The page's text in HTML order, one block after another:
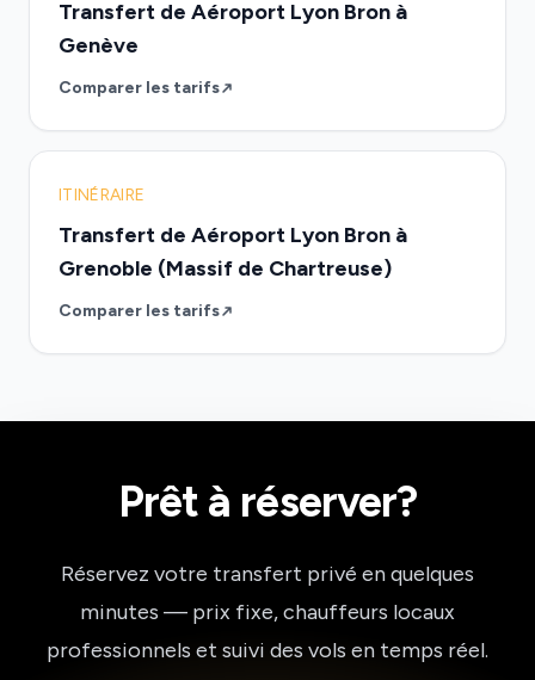
Transfert de Aéroport Lyon Bron à
Genève
Comparer les tarifs
ITINÉRAIRE
Transfert de Aéroport Lyon Bron à
Grenoble (Massif de Chartreuse)
Comparer les tarifs
Prêt à réserver?
Réservez votre transfert privé en quelques
minutes — prix fixe, chauffeurs locaux
professionnels et suivi des vols en temps réel.